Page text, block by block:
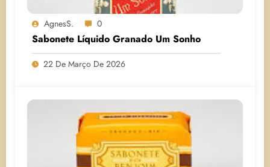
AgnesS. 0
Sabonete Líquido Granado Um Sonho
22 De Março De 2026